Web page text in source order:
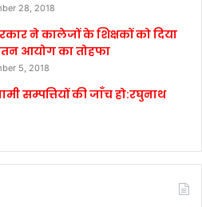
28, 2018
ने कालेजों के शिक्षकों को दिया
आयोग का तोहफा
5, 2018
सम्पत्तियों की जाँच हो:रघुनाथ